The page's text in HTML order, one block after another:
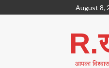
to
August 8,
आपका